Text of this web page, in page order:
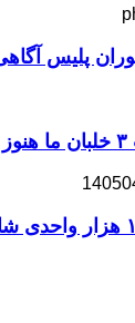
پلیس